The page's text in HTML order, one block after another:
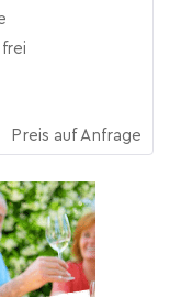
Preis auf Anfrage